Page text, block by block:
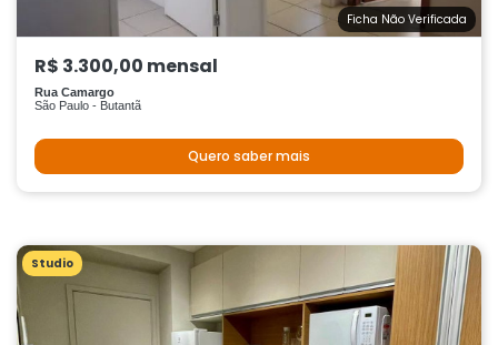
Ficha Não Verificada
R$ 3.300,00 mensal
Rua Camargo
São Paulo - Butantã
Quero saber mais
Studio